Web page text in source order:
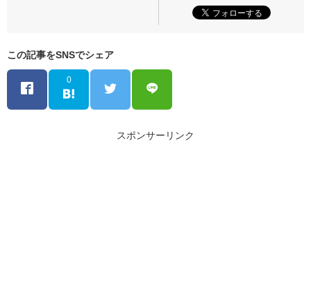
この記事をSNSでシェア
0
スポンサーリンク